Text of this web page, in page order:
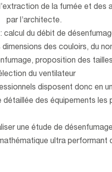
de la fumée et des
par l’architecte.
calcul du débit de
des couloirs, du
proposition des
du ventilateur
disposent donc en
des équipements les
une étude de
ultra performant